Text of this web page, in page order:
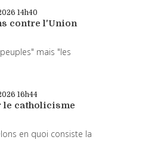
14h40
contre l'Union
mais "les
16h44
catholicisme
en quoi consiste la